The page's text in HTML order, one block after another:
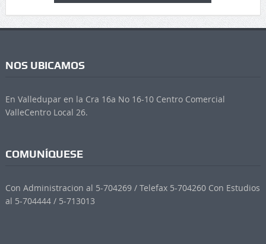
NOS UBICAMOS
En Valledupar en la Cra 16a No 16-10 Centro Comercial
ValleCentro Local 26.
COMUNÍQUESE
Con Administracion al 5-704269 / Telefax 5-704260 Con Estudios
al 5-704444 / 5-713013